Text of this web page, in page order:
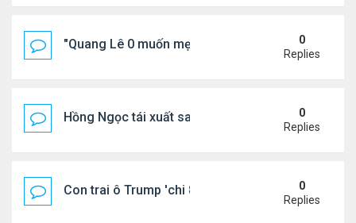
"Quang Lê 0 muốn mẹ thua kém người khác"
0
Replies
Hồng Ngọc tái xuất sau nhiều năm ở ẩn
0
Replies
Con trai ô Trump 'chi 8.5 triệu để xóa ràng buộc
0
Replies